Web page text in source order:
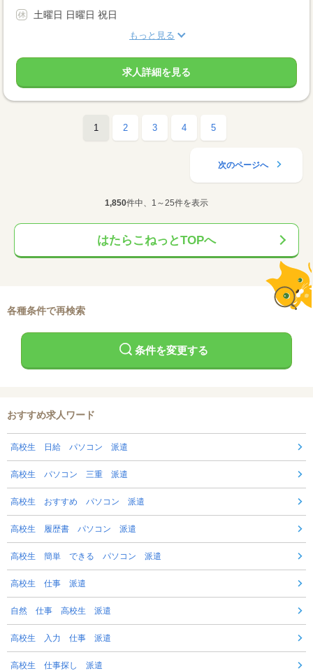
土曜日 日曜日 祝日
もっと見る
求人詳細を見る
1 2 3 4 5
次のページへ
1,850件中、1～25件を表示
はたらこねっとTOPへ
各種条件で再検索
条件を変更する
おすすめ求人ワード
高校生 日給 パソコン 派遣
高校生 パソコン 三重 派遣
高校生 おすすめ パソコン 派遣
高校生 履歴書 パソコン 派遣
高校生 簡単 できる パソコン 派遣
高校生 仕事 派遣
自然 仕事 高校生 派遣
高校生 入力 仕事 派遣
高校生 仕事探し 派遣